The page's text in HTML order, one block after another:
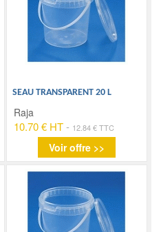
SEAU TRANSPARENT 20 L
Raja
10.70 € HT- 12.84 € TTC
Voir offre >>